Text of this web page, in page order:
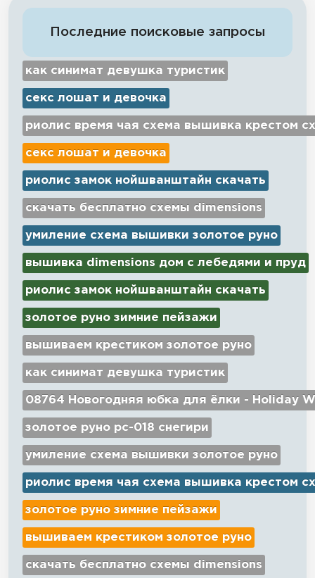
Последние поисковые запросы
как синимат девушка туристик
секс лошат и девочка
риолис время чая схема вышивка крестом
секс лошат и девочка
риолис замок нойшванштайн скачать
скачать бесплатно схемы dimensions
умиление схема вышивки золотое руно
вышивка dimensions дом с лебедями и пруд
риолис замок нойшванштайн скачать
золотое руно зимние пейзажи
вышиваем крестиком золотое руно
как синимат девушка туристик
08764 Новогодняя юбка для ёлки - Holiday
золотое руно рс-018 снегири
умиление схема вышивки золотое руно
риолис время чая схема вышивка крестом
золотое руно зимние пейзажи
вышиваем крестиком золотое руно
скачать бесплатно схемы dimensions